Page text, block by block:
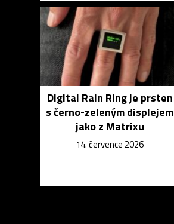
Digital Rain Ring je prsten
s černo-zeleným displejem
jako z Matrixu
14. července 2026